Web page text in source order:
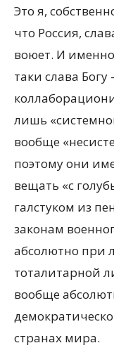
Это я,
что Россия,
воюет. И
таки слава
лишь
вообще
поэтому они
вещать «с
галстуком из
законам
абсолютно при
тоталитарной
вообще
странах мира.